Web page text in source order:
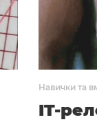
Навички та
IT-